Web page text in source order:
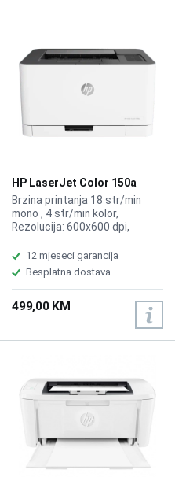
HP LaserJet Color 150a
4ZB94A printer
Brzina printanja 18 str/min
mono , 4 str/min kolor,
Rezolucija: 600x600 dpi,
sa Toner HP 117A Black
W2070A, HP 117A Cyan
W2071A, HP 117A Yellow
W2072A, HP 117A W2073A.
12 mjeseci garancija
Besplatna dostava
499,00 KM